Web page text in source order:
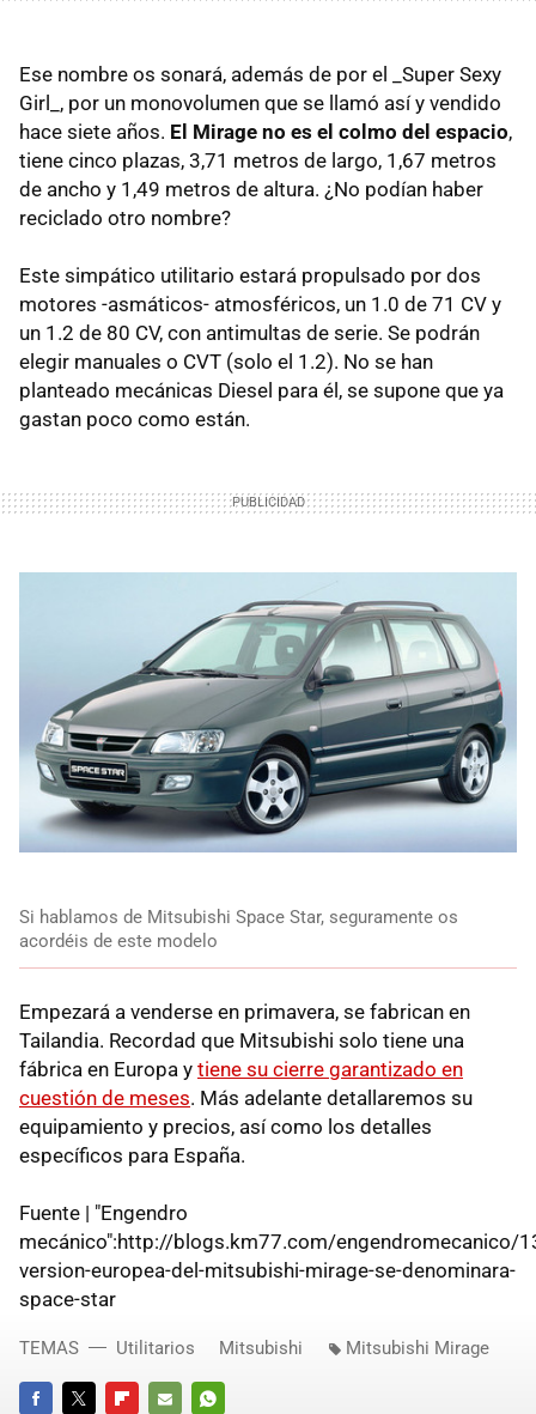
Ese nombre os sonará, además de por el _Super Sexy
Girl_, por un monovolumen que se llamó así y vendido
hace siete años. El Mirage no es el colmo del espacio,
tiene cinco plazas, 3,71 metros de largo, 1,67 metros
de ancho y 1,49 metros de altura. ¿No podían haber
reciclado otro nombre?
Este simpático utilitario estará propulsado por dos
motores -asmáticos- atmosféricos, un 1.0 de 71 CV y
un 1.2 de 80 CV, con antimultas de serie. Se podrán
elegir manuales o CVT (solo el 1.2). No se han
planteado mecánicas Diesel para él, se supone que ya
gastan poco como están.
Si hablamos de Mitsubishi Space Star, seguramente os
acordéis de este modelo
Empezará a venderse en primavera, se fabrican en
Tailandia. Recordad que Mitsubishi solo tiene una
fábrica en Europa y tiene su cierre garantizado en
cuestión de meses. Más adelante detallaremos su
equipamiento y precios, así como los detalles
específicos para España.
Fuente | "Engendro
mecánico":http://blogs.km77.com/engendromecanico/
version-europea-del-mitsubishi-mirage-se-denominara-
space-star
TEMAS Utilitarios Mitsubishi Mitsubishi Mirage